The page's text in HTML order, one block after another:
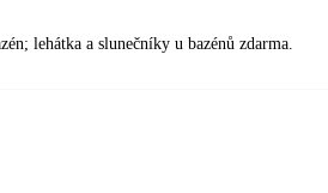
lehátka a slunečníky u bazénů zdarma.